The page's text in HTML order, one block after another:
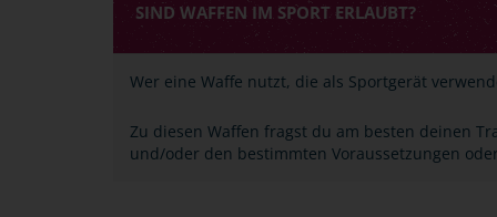
SIND WAFFEN IM SPORT ERLAUBT?
Wer eine Waffe nutzt, die als Sportgerät
Zu diesen Waffen fragst du am besten deinen
und/oder den bestimmten Voraussetzungen